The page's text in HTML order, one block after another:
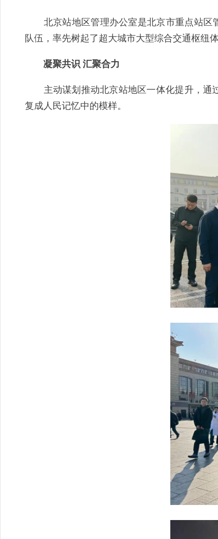
北京站地区管理办公室是北京市重点站区
队伍，率先树起了超大城市大型综合交通枢纽
凝聚共识 汇聚合力
主动谋划推动北京站地区一体化提升，通
复成人民记忆中的模样。